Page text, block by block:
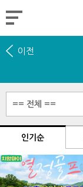
이전
인기순